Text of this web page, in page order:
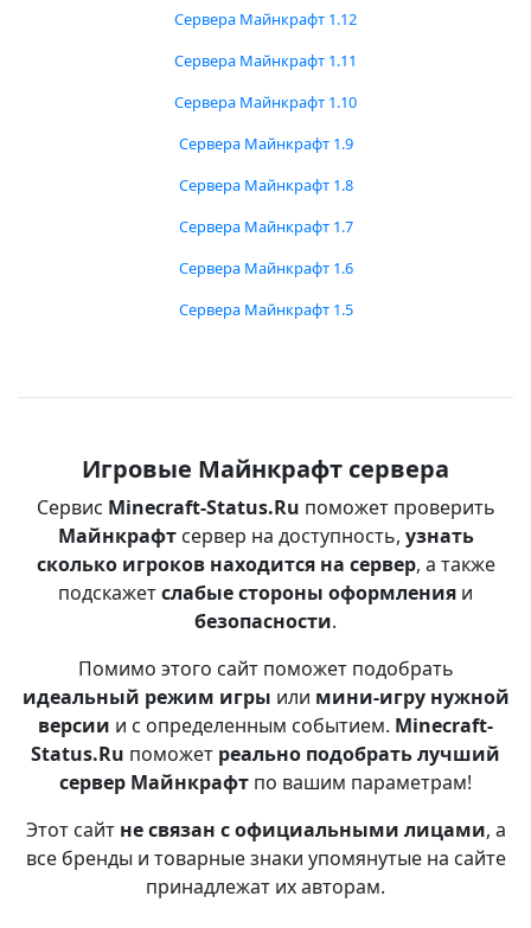
Сервера Майнкрафт 1.12
Сервера Майнкрафт 1.11
Сервера Майнкрафт 1.10
Сервера Майнкрафт 1.9
Сервера Майнкрафт 1.8
Сервера Майнкрафт 1.7
Сервера Майнкрафт 1.6
Сервера Майнкрафт 1.5
Игровые Майнкрафт сервера
Сервис Minecraft-Status.Ru поможет проверить
Майнкрафтсервер на доступность, узнать
сколько игроков находится на сервер, а также
подскажетслабые стороны оформления и
безопасности.
Помимо этого сайт поможет подобрать
идеальный режим игры или мини-игру нужной
версии и с определенным событием. Minecraft-
Status.Ru поможет реально подобрать лучший
сервер Майнкрафт по вашим параметрам!
Этот сайт не связан с официальными лицами, а
все бренды и товарные знаки упомянутые на сайте
принадлежат их авторам.